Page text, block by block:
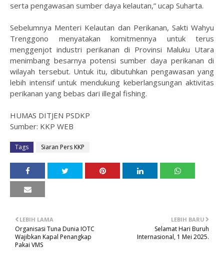
serta pengawasan sumber daya kelautan,” ucap Suharta.
Sebelumnya Menteri Kelautan dan Perikanan, Sakti Wahyu
Trenggono menyatakan komitmennya untuk terus
menggenjot industri perikanan di Provinsi Maluku Utara
menimbang besarnya potensi sumber daya perikanan di
wilayah tersebut. Untuk itu, dibutuhkan pengawasan yang
lebih intensif untuk mendukung keberlangsungan aktivitas
perikanan yang bebas dari illegal fishing.
HUMAS DITJEN PSDKP
Sumber: KKP WEB
Tags Siaran Pers KKP
LEBIH BARU
Selamat Hari Buruh
Internasional, 1 Mei 2025.
LEBIH LAMA
Organisasi Tuna Dunia IOTC
Wajibkan Kapal Penangkap
Pakai VMS